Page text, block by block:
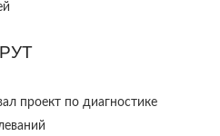
проект по диагностике